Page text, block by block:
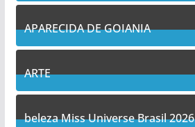
10Posts
APARECIDA DE GOIANIA
13Posts
ARTE
5Posts
beleza Miss Universe Brasil 2026